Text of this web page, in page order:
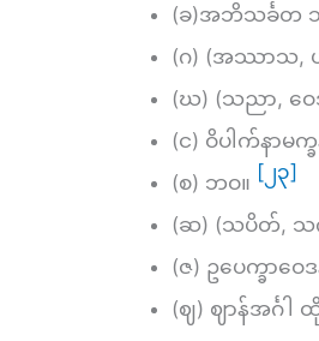
(ခ)အဘိသင်္ခတ သ
(ဂ) (အဿာသ,
(ဃ) (သညာ, ဝေ
(င) ဝိပါက်နာမက္ခ
(စ) ဘဝ။ [၂၃]
(ဆ) (သပိတ်, သင်္
(ဇ) ဥပေက္ခာဝေဒ
(ဈ) ဈာန်အင်္ဂါ